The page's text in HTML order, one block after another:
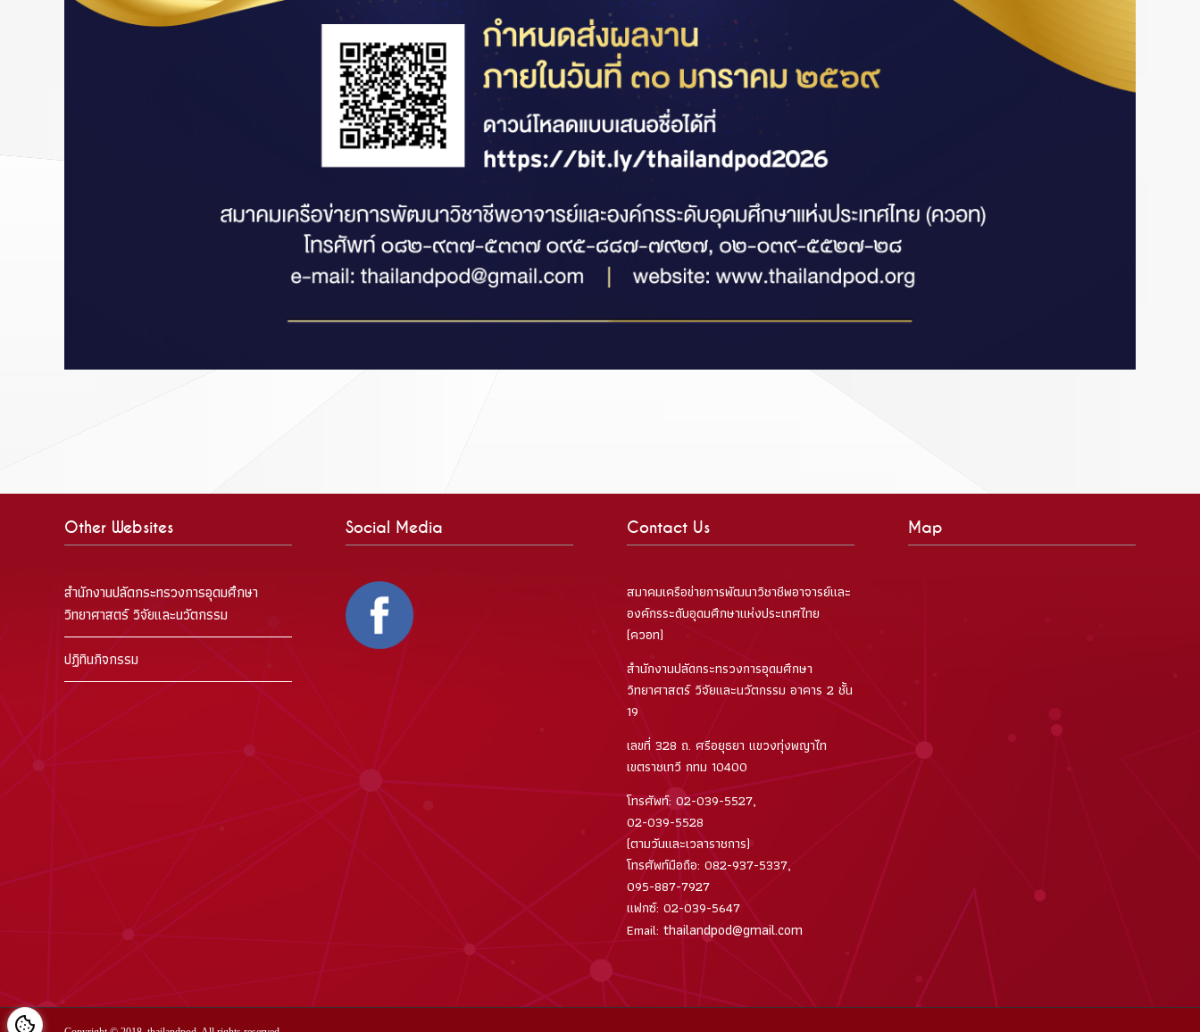
Other Websites
สำนักงานปลัดกระทรวงการอุดมศึกษา
วิทยาศาสตร์ วิจัยและนวัตกรรม
ปฏิทินกิจกรรม
Social Media Contact Us
สมาคมเครือข่ายการพัฒนาวิชาชีพอาจารย์และ
องค์กรระดับอุดมศึกษาแห่งประเทศไทย
(ควอท)
สำนักงานปลัดกระทรวงการอุดมศึกษา
วิทยาศาสตร์ วิจัยและนวัตกรรม อาคาร 2 ชั้น
19
เลขที่ 328 ถ. ศรีอยุธยา แขวงทุ่งพญาไท
เขตราชเทวี กทม 10400
โทรศัพท์: 02-039-5527,
02-039-5528
(ตามวันและเวลาราชการ)
โทรศัพท์มือถือ: 082-937-5337,
095-887-7927
แฟกซ์: 02-039-5647
Email: thailandpod@gmail.com
Map